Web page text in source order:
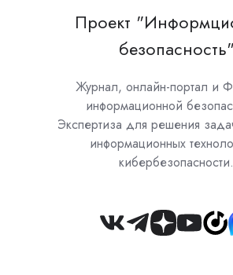
Проект
безопасность"
Журнал, онлайн-портал и
информационной
Экспертиза для решения
информационных
кибербезопасности.
Join